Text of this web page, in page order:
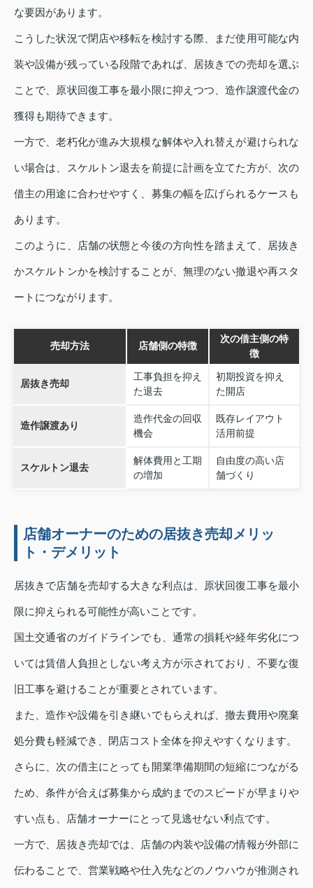
な要因があります。
こうした状況で閉店や移転を検討する際、まだ使用可能な内
装や設備が残っている段階であれば、居抜きでの売却を選ぶ
ことで、原状回復工事を最小限に抑えつつ、造作譲渡代金の
獲得も期待できます。
一方で、老朽化が進み大規模な解体や入れ替えが避けられな
い場合は、スケルトン退去を前提に計画を立てた方が、次の
借主の用途に合わせやすく、募集の幅を広げられるケースも
あります。
このように、店舗の状態と今後の方向性を踏まえて、居抜き
かスケルトンかを検討することが、無理のない撤退や再スタ
ートにつながります。
売却方法 店舗側の特徴
次の借主側の特
徴
居抜き売却
工事負担を抑え
た退去
初期投資を抑え
た開店
造作譲渡あり
造作代金の回収
機会
既存レイアウト
活用前提
スケルトン退去
解体費用と工期
の増加
自由度の高い店
舗づくり
店舗オーナーのための居抜き売却メリッ
ト・デメリット
居抜きで店舗を売却する大きな利点は、原状回復工事を最小
限に抑えられる可能性が高いことです。
国土交通省のガイドラインでも、通常の損耗や経年劣化につ
いては賃借人負担としない考え方が示されており、不要な復
旧工事を避けることが重要とされています。
また、造作や設備を引き継いでもらえれば、撤去費用や廃棄
処分費も軽減でき、閉店コスト全体を抑えやすくなります。
さらに、次の借主にとっても開業準備期間の短縮につながる
ため、条件が合えば募集から成約までのスピードが早まりや
すい点も、店舗オーナーにとって見逃せない利点です。
一方で、居抜き売却では、店舗の内装や設備の情報が外部に
伝わることで、営業戦略や仕入先などのノウハウが推測され